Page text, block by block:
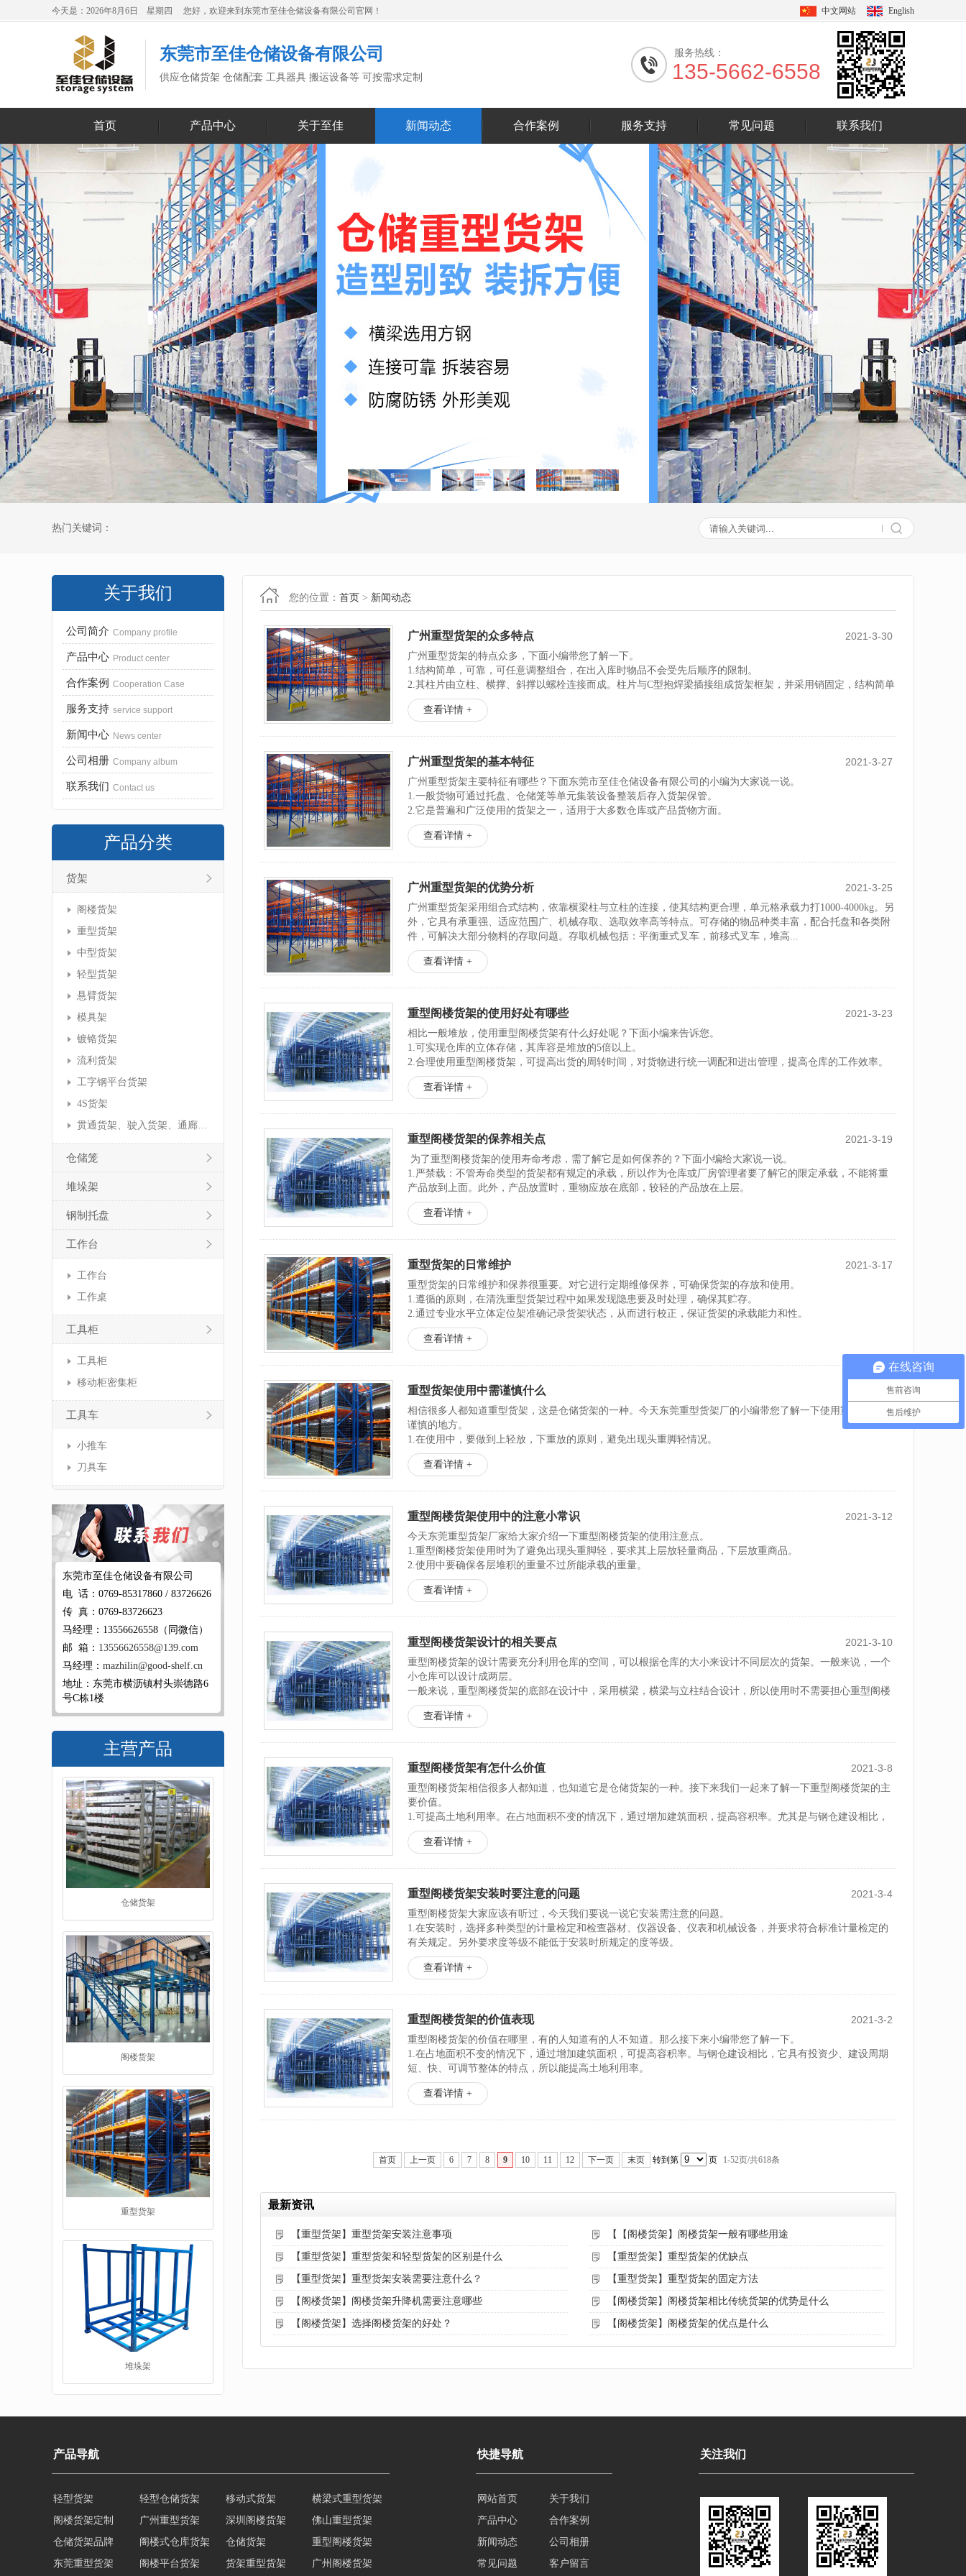
今天是：2026年8月6日 星期四 您好，欢迎来到东莞市至佳仓储设备有限公司官网！ 中文网站 English
东莞市至佳仓储设备有限公司
供应仓储货架 仓储配套 工具器具 搬运设备等 可按需求定制
服务热线：
135-5662-6558
首页 产品中心 关于至佳 新闻动态 合作案例 服务支持 常见问题 联系我们
热门关键词：
关于我们
公司简介 Company profile
产品中心 Product center
合作案例 Cooperation Case
服务支持 service support
新闻中心 News center
公司相册 Company album
联系我们 Contact us
产品分类
货架
阁楼货架
重型货架
中型货架
轻型货架
悬臂货架
模具架
镀铬货架
流利货架
工字钢平台货架
4S货架
贯通货架、驶入货架、通廊货架
仓储笼
堆垛架
钢制托盘
工作台
工作台
工作桌
工具柜
工具柜
移动柜密集柜
工具车
小推车
刀具车
东莞市至佳仓储设备有限公司
电 话：0769-85317860 / 83726626
传 真：0769-83726623
马经理：13556626558（同微信）
邮 箱： 13556626558@139.com
马经理： mazhilin@good-shelf.cn
地址：东莞市横沥镇村头崇德路6
号C栋1楼
主营产品
仓储货架品牌
您的位置： 首页 > 新闻动态
广州重型货架的众多特点 2021-3-30
广州重型货架的特点众多，下面小编带您了解一下。
1.结构简单，可靠，可任意调整组合，在出入库时物品不会受先后顺序的限制。
2.其柱片由立柱、横撑、斜撑以螺栓连接而成。柱片与C型抱焊梁插接组成货架框架，并采用销固定，结构简单
可靠。
3.具有惯性矩大、层载能力强、抗冲击性能强的...
查看详情 +
广州重型货架的基本特征 2021-3-27
广州重型货架主要特征有哪些？下面东莞市至佳仓储设备有限公司的小编为大家说一说。
1.一般货物可通过托盘、仓储笼等单元集装设备整装后存入货架保管。
2.它是普遍和广泛使用的货架之一，适用于大多数仓库或产品货物方面。
3.具有货物任意拣选特性。通过搬运机械如叉车等可达到达任意货...
查看详情 +
广州重型货架的优势分析 2021-3-25
广州重型货架采用组合式结构，依靠横梁柱与立柱的连接，使其结构更合理，单元格承载力打1000-4000kg。另
外，它具有承重强、适应范围广、机械存取、选取效率高等特点。可存储的物品种类丰富，配合托盘和各类附
件，可解决大部分物料的存取问题。存取机械包括：平衡重式叉车，前移式叉车，堆高...
查看详情 +
重型阁楼货架的使用好处有哪些 2021-3-23
相比一般堆放，使用重型阁楼货架有什么好处呢？下面小编来告诉您。
1.可实现仓库的立体存储，其库容是堆放的5倍以上。
2.合理使用重型阁楼货架，可提高出货的周转时间，对货物进行统一调配和进出管理，提高仓库的工作效率。
3.让仓库内货物整齐，有完善的管理措施。
4.能很好的避...
查看详情 +
重型阁楼货架的保养相关点 2021-3-19
为了重型阁楼货架的使用寿命考虑，需了解它是如何保养的？下面小编给大家说一说。
1.严禁载：不管寿命类型的货架都有规定的承载，所以作为仓库或厂房管理者要了解它的限定承载，不能将重
产品放到上面。此外，产品放置时，重物应放在底部，较轻的产品放在上层。
2.防高温防潮湿：...
查看详情 +
重型货架的日常维护 2021-3-17
重型货架的日常维护和保养很重要。对它进行定期维修保养，可确保货架的存放和使用。
1.遵循的原则，在清洗重型货架过程中如果发现隐患要及时处理，确保其贮存。
2.通过专业水平立体定位架准确记录货架状态，从而进行校正，保证货架的承载能力和性。
3.执行使用规则，在可能出现负荷、线...
查看详情 +
重型货架使用中需谨慎什么 2021-3-15
相信很多人都知道重型货架，这是仓储货架的一种。今天东莞重型货架厂的小编带您了解一下使用重型货架应
谨慎的地方。
1.在使用中，要做到上轻放，下重放的原则，避免出现头重脚轻情况。
2.要防止过载，要求每层堆叠的重量不可过货架的承载能力范围。
3.防撞，使用叉车行驶时，要尽快轻拿...
查看详情 +
重型阁楼货架使用中的注意小常识 2021-3-12
今天东莞重型货架厂家给大家介绍一下重型阁楼货架的使用注意点。
1.重型阁楼货架使用时为了避免出现头重脚轻，要求其上层放轻量商品，下层放重商品。
2.使用中要确保各层堆积的重量不过所能承载的重量。
3.叉车运转中，要轻轻放置，防止与货架碰撞。
4.当上方有货物时，操作员不可...
查看详情 +
重型阁楼货架设计的相关要点 2021-3-10
重型阁楼货架的设计需要充分利用仓库的空间，可以根据仓库的大小来设计不同层次的货架。一般来说，一个
小仓库可以设计成两层。
一般来说，重型阁楼货架的底部在设计中，采用横梁，横梁与立柱结合设计，所以使用时不需要担心重型阁楼
货架的变形问题。另外重型阁楼货架的建造可以根据其自身厂房的大小...
查看详情 +
重型阁楼货架有怎什么价值 2021-3-8
重型阁楼货架相信很多人都知道，也知道它是仓储货架的一种。接下来我们一起来了解一下重型阁楼货架的主
要价值。
1.可提高土地利用率。在占地面积不变的情况下，通过增加建筑面积，提高容积率。尤其是与钢仓建设相比，
具有投资少、建设周期短、快、可调节整体可以移动的特点。
2.可提高资产利...
查看详情 +
重型阁楼货架安装时要注意的问题 2021-3-4
重型阁楼货架大家应该有听过，今天我们要说一说它安装需注意的问题。
1.在安装时，选择多种类型的计量检定和检查器材、仪器设备、仪表和机械设备，并要求符合标准计量检定的
有关规定。另外要求度等级不能低于安装时所规定的度等级。
2.装修隐蔽工程安装前，需先对工程项目进行检查，等检查合...
查看详情 +
重型阁楼货架的价值表现 2021-3-2
重型阁楼货架的价值在哪里，有的人知道有的人不知道。那么接下来小编带您了解一下。
1.在占地面积不变的情况下，通过增加建筑面积，可提高容积率。与钢仓建设相比，它具有投资少、建设周期
短、快、可调节整体的特点，所以能提高土地利用率。
2.通常情况下，重型阁楼货架的仓储能力是平仓的1...
查看详情 +
首页 上一页 6 7 8 9 10 11 12 下一页 末页 转到第 页 1-52页/共618条
最新资讯
【重型货架】重型货架安装注意事项 【【阁楼货架】阁楼货架一般有哪些用途
【重型货架】重型货架和轻型货架的区别是什么 【重型货架】重型货架的优缺点
【重型货架】重型货架安装需要注意什么？ 【重型货架】重型货架的固定方法
【阁楼货架】阁楼货架升降机需要注意哪些 【阁楼货架】阁楼货架相比传统货架的优势是什么
【阁楼货架】选择阁楼货架的好处？ 【阁楼货架】阁楼货架的优点是什么
产品导航
阁楼货架定制
广州重型货架 深圳阁楼货架
佛山重型货架
仓储货架品牌
阁楼式仓库货架 仓储货架
重型阁楼货架
东莞重型货架
阁楼平台货架 货架重型货架
广州阁楼货架
工字钢阁楼货架
窄巷式托盘货架 重型仓储货架 轻量型货架
快捷导航
网站首页
关于我们
产品中心
合作案例
新闻动态
公司相册
常见问题
客户留言
关注我们
在线咨询
售前咨询
售后维护